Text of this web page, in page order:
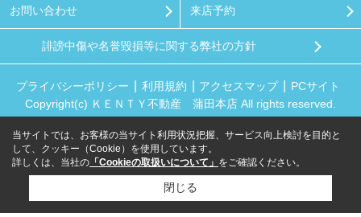
お問い合わせ 来店予約
誹謗中傷や名誉毀損等に関する弊社の方針
プライバシーポリシー 利用規約 アクセスマップ
PCサイト
Copyright(c) ＫＥＮＴＹ不動産 蒲田本店 All rights reserved.
当サイトでは、お客様の当サイト利用状況把握、サービス向上検討を目的と
して、クッキー（Cookie）を使用しています。
詳しくは、当社の 「Cookieの取扱いについて」 をご確認ください。
閉じる